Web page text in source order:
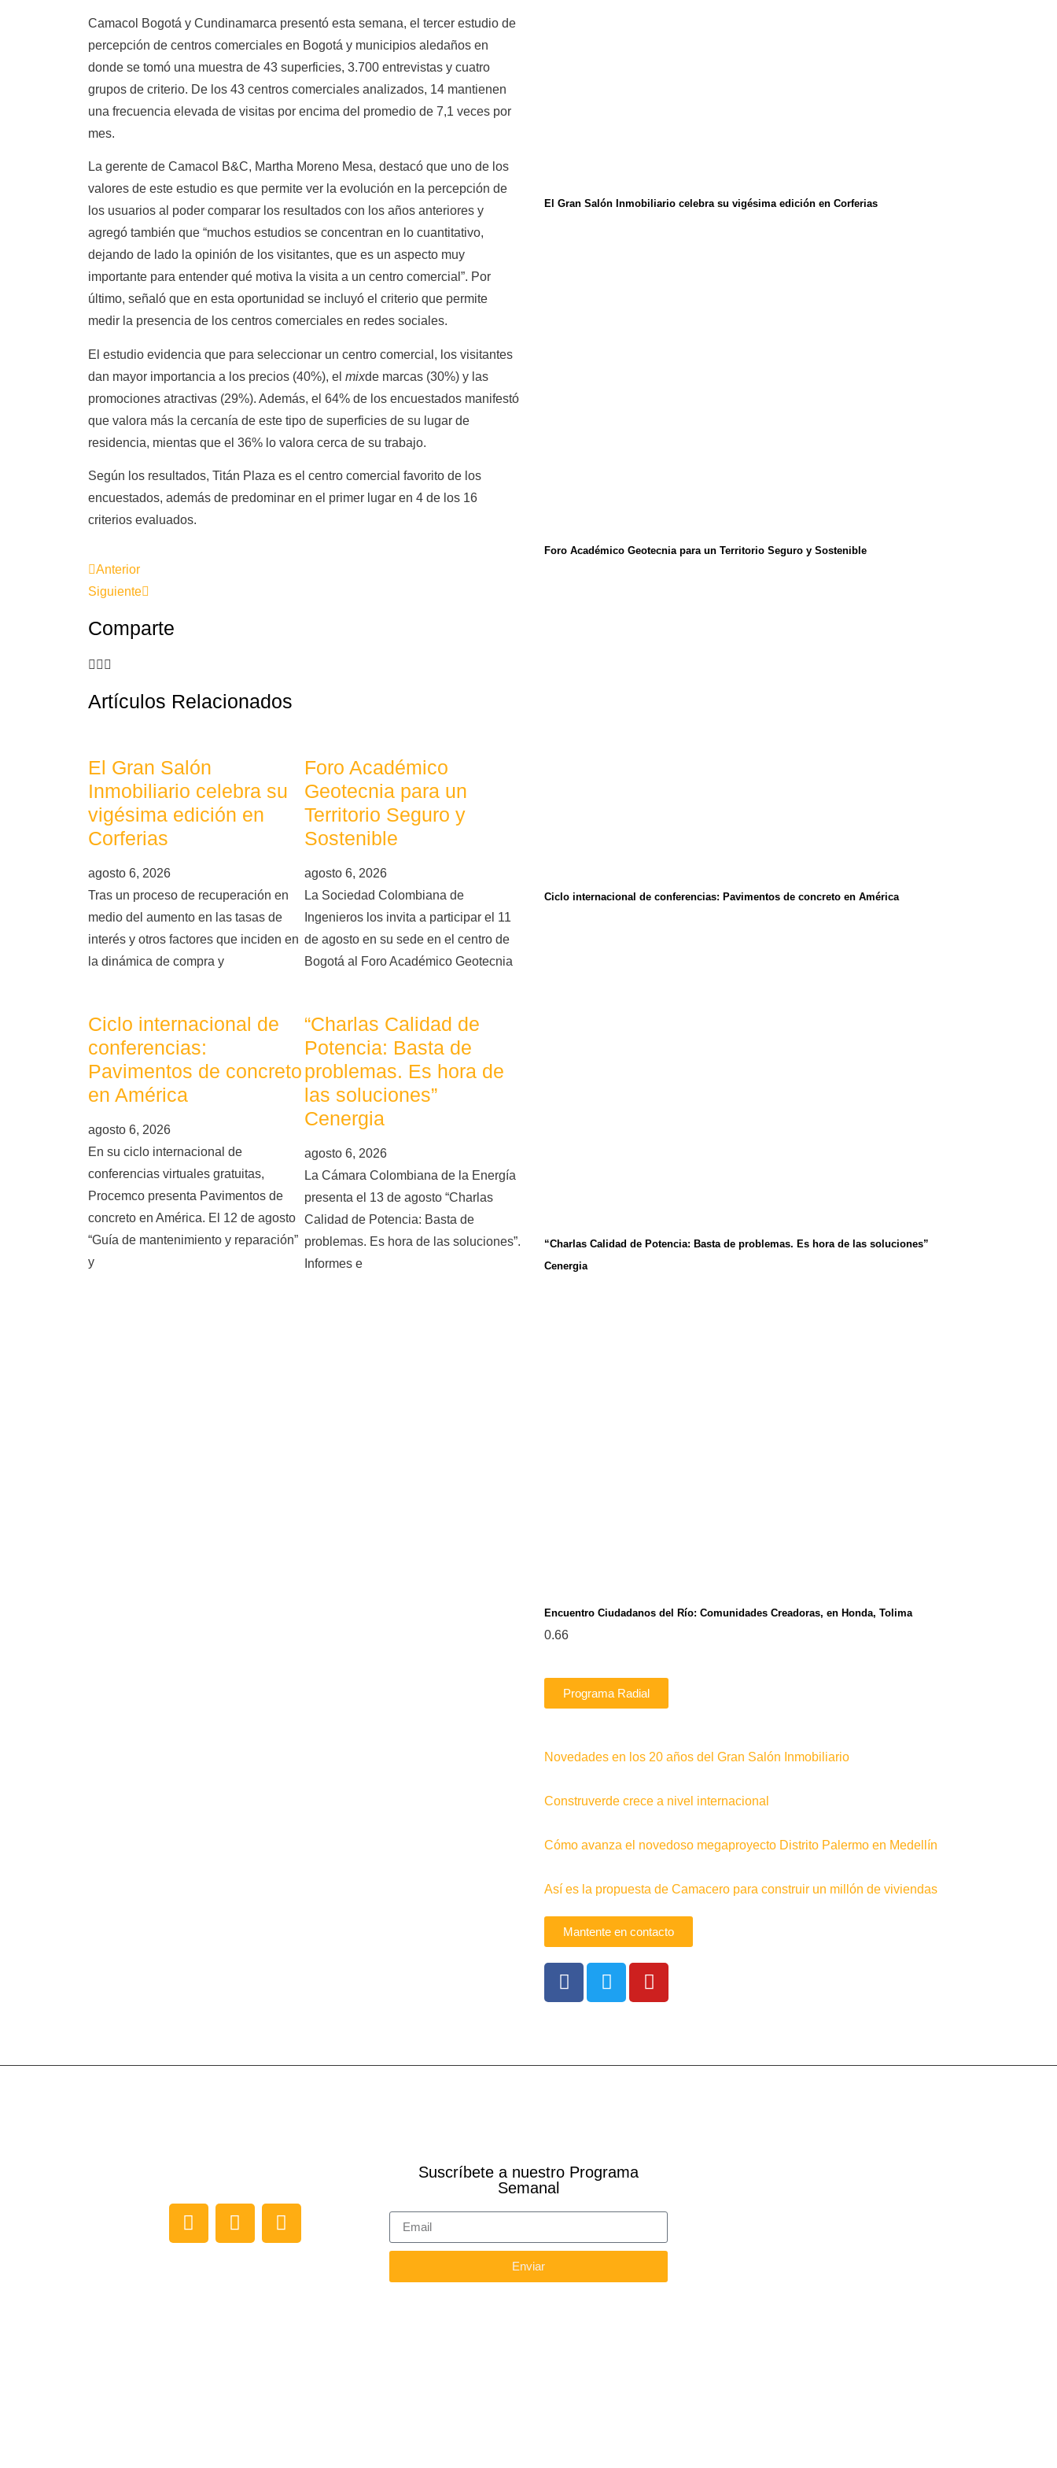
Camacol Bogotá y Cundinamarca presentó esta semana, el tercer estudio de
percepción de centros comerciales en Bogotá y municipios aledaños en
donde se tomó una muestra de 43 superficies, 3.700 entrevistas y cuatro
grupos de criterio. De los 43 centros comerciales analizados, 14 mantienen
una frecuencia elevada de visitas por encima del promedio de 7,1 veces por
mes.
La gerente de Camacol B&C, Martha Moreno Mesa, destacó que uno de los
valores de este estudio es que permite ver la evolución en la percepción de
los usuarios al poder comparar los resultados con los años anteriores y
agregó también que “muchos estudios se concentran en lo cuantitativo,
dejando de lado la opinión de los visitantes, que es un aspecto muy
importante para entender qué motiva la visita a un centro comercial”. Por
último, señaló que en esta oportunidad se incluyó el criterio que permite
medir la presencia de los centros comerciales en redes sociales.
El estudio evidencia que para seleccionar un centro comercial, los visitantes
dan mayor importancia a los precios (40%), el mixde marcas (30%) y las
promociones atractivas (29%). Además, el 64% de los encuestados manifestó
que valora más la cercanía de este tipo de superficies de su lugar de
residencia, mientas que el 36% lo valora cerca de su trabajo.
Según los resultados, Titán Plaza es el centro comercial favorito de los
encuestados, además de predominar en el primer lugar en 4 de los 16
criterios evaluados.
Anterior
Siguiente
Comparte
Artículos Relacionados
El Gran Salón
Inmobiliario celebra su
vigésima edición en
Corferias
agosto 6, 2026
Tras un proceso de recuperación en
medio del aumento en las tasas de
interés y otros factores que inciden en
la dinámica de compra y
Foro Académico
Geotecnia para un
Territorio Seguro y
Sostenible
agosto 6, 2026
La Sociedad Colombiana de
Ingenieros los invita a participar el 11
de agosto en su sede en el centro de
Bogotá al Foro Académico Geotecnia
Ciclo internacional de
conferencias:
Pavimentos de concreto
en América
agosto 6, 2026
En su ciclo internacional de
conferencias virtuales gratuitas,
Procemco presenta Pavimentos de
concreto en América. El 12 de agosto
“Guía de mantenimiento y reparación”
y
“Charlas Calidad de
Potencia: Basta de
problemas. Es hora de
las soluciones”
Cenergia
agosto 6, 2026
La Cámara Colombiana de la Energía
presenta el 13 de agosto “Charlas
Calidad de Potencia: Basta de
problemas. Es hora de las soluciones”.
Informes e
El Gran Salón Inmobiliario celebra su vigésima edición en Corferias
Foro Académico Geotecnia para un Territorio Seguro y Sostenible
Ciclo internacional de conferencias: Pavimentos de concreto en América
“Charlas Calidad de Potencia: Basta de problemas. Es hora de las soluciones”
Cenergia
Encuentro Ciudadanos del Río: Comunidades Creadoras, en Honda, Tolima
Programa Radial
Novedades en los 20 años del Gran Salón Inmobiliario
Construverde crece a nivel internacional
Cómo avanza el novedoso megaproyecto Distrito Palermo en Medellín
Así es la propuesta de Camacero para construir un millón de viviendas
Mantente en contacto
Suscríbete a nuestro Programa
Semanal
Enviar